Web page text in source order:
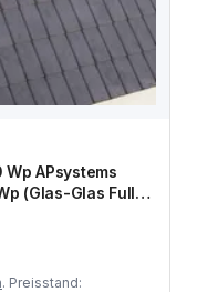
APsystems
(Glas-Glas Full
. Preisstand: